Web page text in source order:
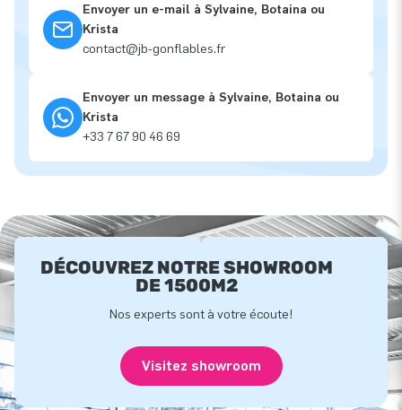
Envoyer un e-mail à Sylvaine, Botaina ou
Krista
contact@jb-gonflables.fr
Envoyer un message à Sylvaine, Botaina ou
Krista
+33 7 67 90 46 69
DÉCOUVREZ NOTRE SHOWROOM
DE 1500M2
Nos experts sont à votre écoute!
Visitez showroom